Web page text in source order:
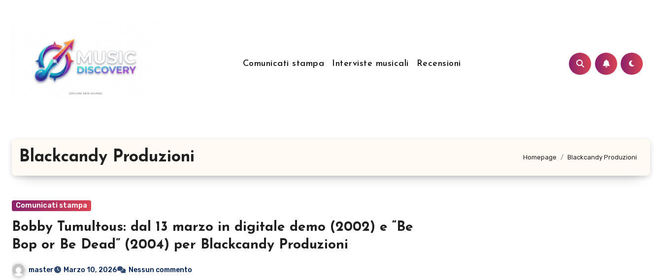
Comunicati stampa Interviste musicali Recensioni
Blackcandy Produzioni Homepage Blackcandy Produzioni
Comunicati stampa
Bobby Tumultous: dal 13 marzo in digitale demo (2002) e “Be
Bop or Be Dead” (2004) per Blackcandy Produzioni
master Marzo 10, 2026 Nessun commento